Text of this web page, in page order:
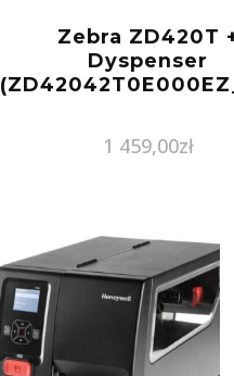
Zebra ZD420T
Dyspenser
1 459,00zł